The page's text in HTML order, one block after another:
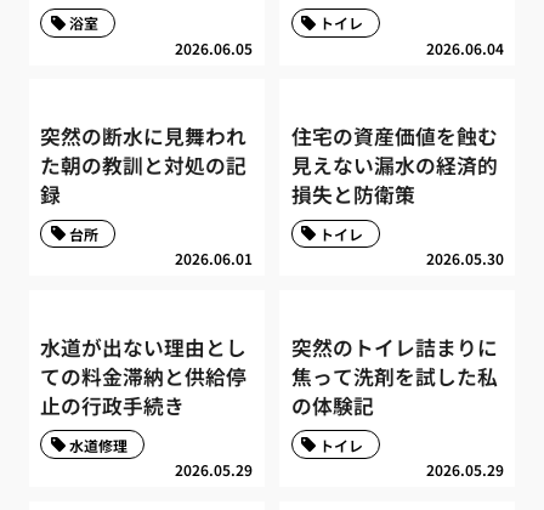
2026.06.05
浴室
2026.06.04
トイレ
突然の断水に見舞われ
た朝の教訓と対処の記
録
2026.06.01
台所
住宅の資産価値を蝕む
見えない漏水の経済的
損失と防衛策
2026.05.30
トイレ
水道が出ない理由とし
ての料金滞納と供給停
止の行政手続き
2026.05.29
水道修理
突然のトイレ詰まりに
焦って洗剤を試した私
の体験記
2026.05.29
トイレ